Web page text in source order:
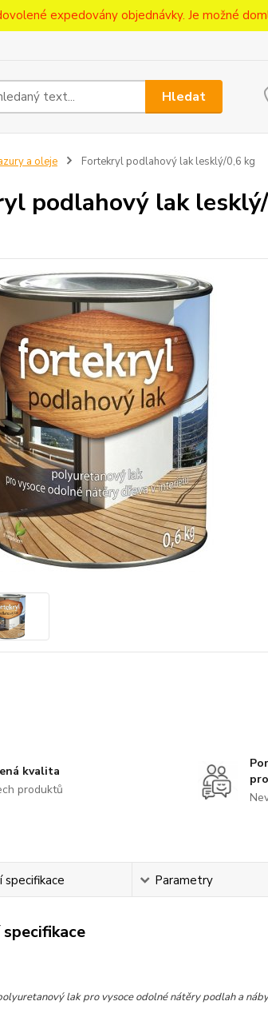
expedovány objednávky. Je možné
Hledat
a oleje Fortekryl podlahový lak lesklý/0,6 kg
podlahový lak
kvalita
produktů
Parametry
lak pro vysoce odolné nátěry podlah a